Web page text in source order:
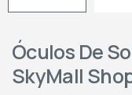
Óculos De
SkyMall